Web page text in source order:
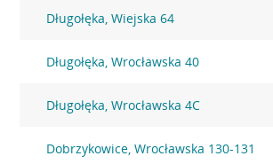
Długołęka, Wiejska 64
Długołęka, Wrocławska 40
Długołęka, Wrocławska 4C
Dobrzykowice, Wrocławska 130-131